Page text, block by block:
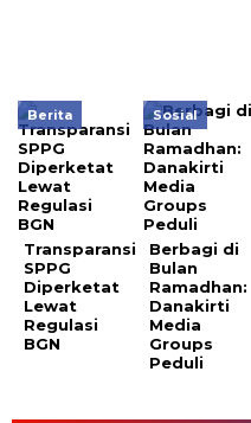
Berita
Transparansi
SPPG
Diperketat
Lewat
Regulasi
BGN
Sosial
Berbagi di
Bulan
Ramadhan:
Danakirti
Media
Groups
Peduli